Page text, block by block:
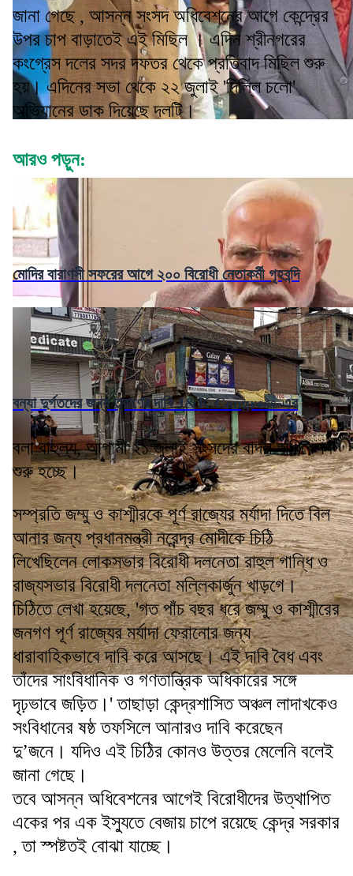
জানা গেছে , আসন্ন সংসদ অধিবেশনের আগে কেন্দ্রের
উপর চাপ বাড়াতেই এই মিছিল । এদিন শ্রীনগরের
কংগ্রেস দলের সদর দফতর থেকে প্রতিবাদ মিছিল শুরু
হয়। এদিনের সভা থেকে ২২ জুলাই 'দিল্লি চলো'
অভিযানের ডাক দিয়েছে দলটি।
আরও পড়ুন:
মোদির বারাণসী সফরের আগে ২০০ বিরোধী নেতাকর্মী গৃহবন্দি
বন্যা দুর্গতদের জন্য ত্রাণের দাবি J&K Congress-এর
বলা বাহুল্য, আগামী ২১ জুলাই সংসদের বাদল অধিবেশন
শুরু হচ্ছে।
সম্প্রতি জম্মু ও কাশ্মীরকে পূর্ণ রাজ্যের মর্যাদা দিতে বিল
আনার জন্য প্রধানমন্ত্রী নরেন্দ্র মোদীকে চিঠি
লিখেছিলেন লোকসভার বিরোধী দলনেতা রাহুল গান্ধি ও
রাজ্যসভার বিরোধী দলনেতা মল্লিকার্জুন খাড়গে।
চিঠিতে লেখা হয়েছে, 'গত পাঁচ বছর ধরে জম্মু ও কাশ্মীরের
জনগণ পূর্ণ রাজ্যের মর্যাদা ফেরানোর জন্য
ধারাবাহিকভাবে দাবি করে আসছে। এই দাবি বৈধ এবং
তাঁদের সাংবিধানিক ও গণতান্ত্রিক অধিকারের সঙ্গে
দৃঢ়ভাবে জড়িত।' তাছাড়া কেন্দ্রশাসিত অঞ্চল লাদাখকেও
সংবিধানের ষষ্ঠ তফসিলে আনারও দাবি করেছেন
দু’জনে। যদিও এই চিঠির কোনও উত্তর মেলেনি বলেই
জানা গেছে।
তবে আসন্ন অধিবেশনের আগেই বিরোধীদের উত্থাপিত
একের পর এক ইস্যুতে বেজায় চাপে রয়েছে কেন্দ্র সরকার
, তা স্পষ্টতই বোঝা যাচ্ছে।